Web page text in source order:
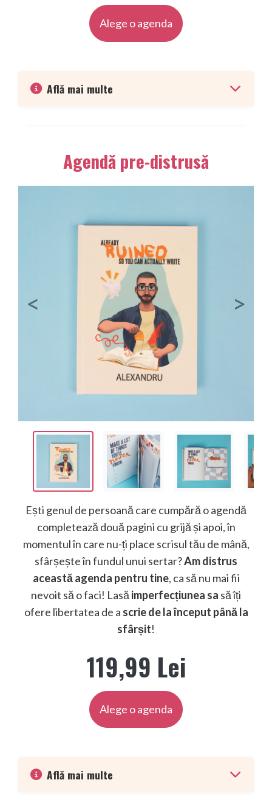
Alege o agenda
Află mai multe
Agendă pre-distrusă
Previous Next
Ești genul de persoană care cumpără o agendă
completează două pagini cu grijă și apoi, în
momentul în care nu-ți place scrisul tău de mână,
sfârșește în fundul unui sertar?Am distrus
această agenda pentru tine, ca să nu mai fii
nevoit să o faci! Lasăimperfecțiunea sa să îți
ofere libertatea de a scrie de la început până la
sfârșit!
119,99 Lei
Alege o agenda
Află mai multe